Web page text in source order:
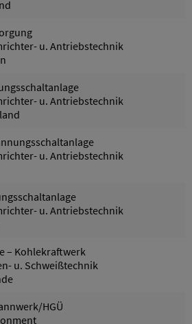
u. Antriebstechnik
u. Antriebstechnik
u. Antriebstechnik
u. Antriebstechnik
– Kohlekraftwerk
u. Schweißtechnik
HGÜ